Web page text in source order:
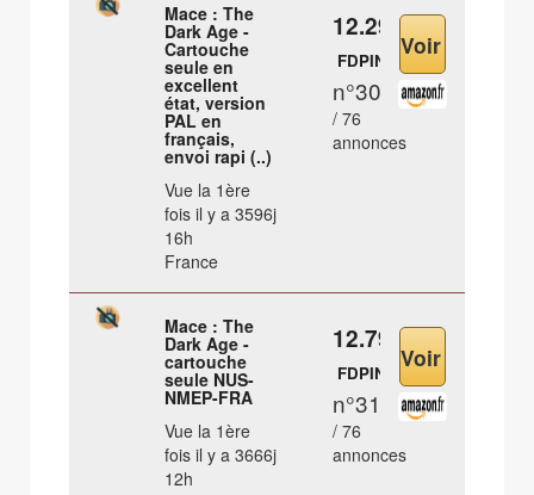
Mace : The
Dark Age -
Cartouche
seule en
excellent
état, version
PAL en
français,
envoi rapi (..)
Vue la 1ère
fois il y a 3596j
16h
France
12.29 €
FDPIN
n°30
/ 76
annonces
Mace : The
Dark Age -
cartouche
seule NUS-
NMEP-FRA
Vue la 1ère
fois il y a 3666j
12h
12.79 €
FDPIN
n°31
/ 76
annonces